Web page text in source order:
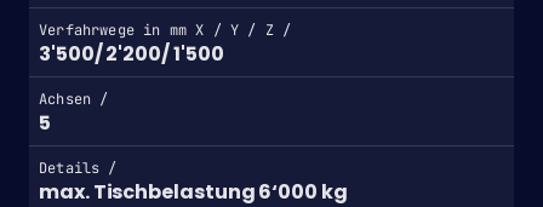
Verfahrwege in mm X / Y / Z /
3'500/ 2'200/ 1'500
Achsen /
5
Details /
max. Tischbelastung 6‘000 kg